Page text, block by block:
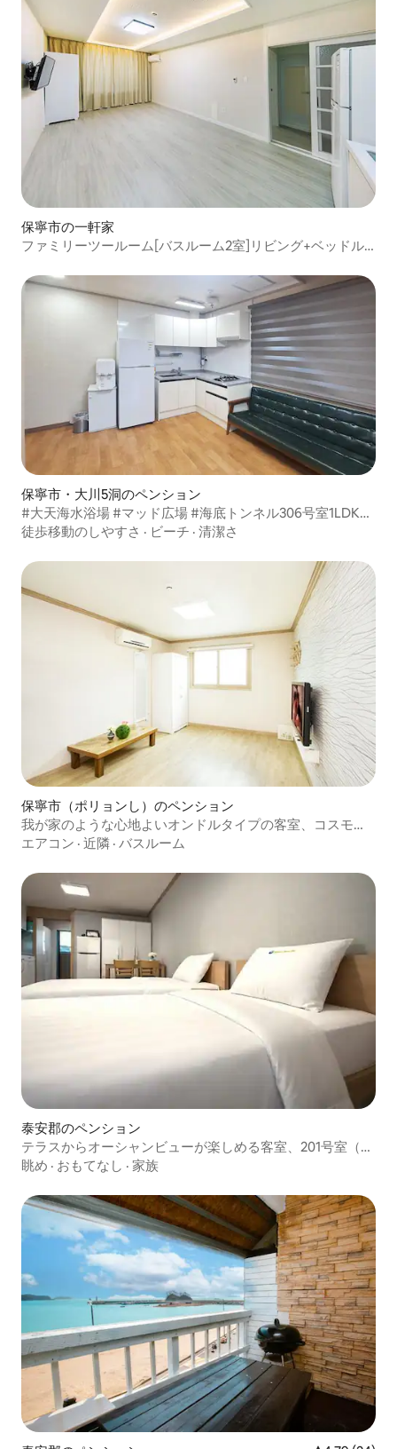
保寧市の一軒家
ファミリーツールーム[バスルーム2室]リビング+ベッドル
室）
保寧市・大川5洞のペンション
#大天海水浴場 #マッド広場 #海底トンネル306号室1LDK2
トイレ2大型屋上テラス
徒歩移動のしやすさ · ビーチ · 清潔さ
保寧市（ポリョンし）のペンション
我が家のような心地よいオンドルタイプの客室、コスモス
（6人用オンドル）
エアコン · 近隣 · バスルーム
泰安郡のペンション
テラスからオーシャンビューが楽しめる客室、201号室（シ
ングルツイン）
眺め · おもてなし · 家族